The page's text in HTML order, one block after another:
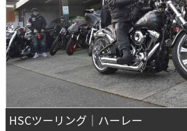
HSCツーリング｜ハーレー